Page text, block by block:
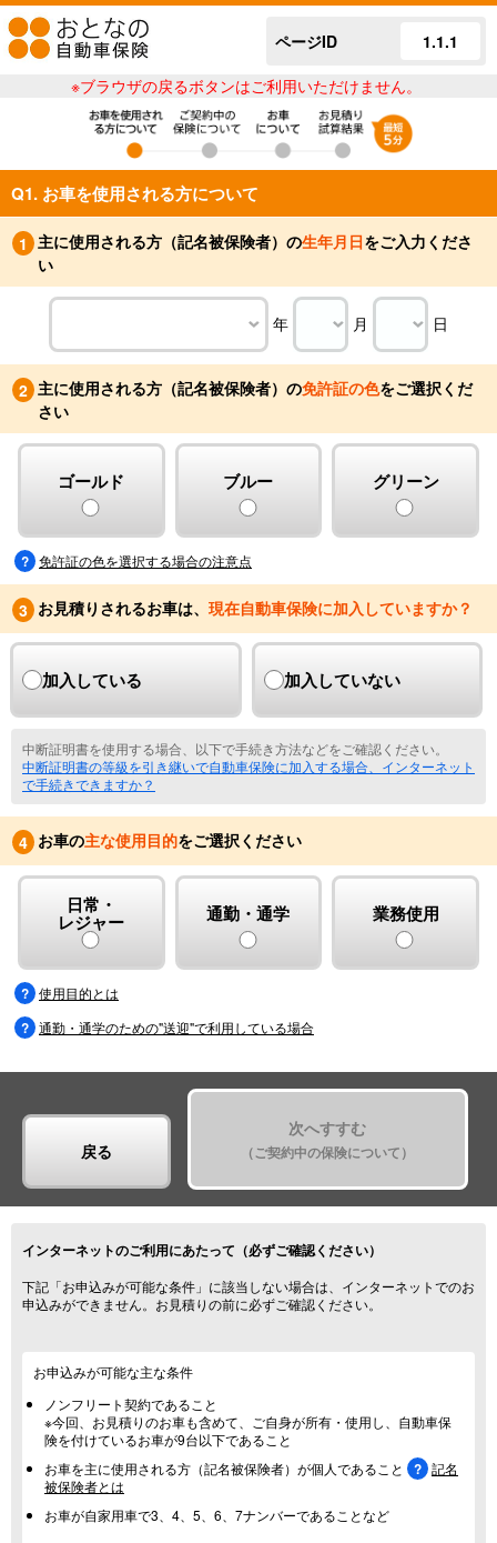
ページID
1.1.1
※ブラウザの戻るボタンはご利用いただけません。
Q1. お車を使用される方について
1 主に使用される方（記名被保険者）の生年月日をご入力くださ
い
年 月 日
2 主に使用される方（記名被保険者）の免許証の色をご選択くだ
さい
ゴールド ブルー グリーン
免許証の色を選択する場合の注意点
3 お見積りされるお車は、 現在自動車保険に加入していますか？
加入している 加入していない
中断証明書を使用する場合、以下で手続き方法などをご確認ください。
中断証明書の等級を引き継いで自動車保険に加入する場合、インターネット
で手続きできますか？
4 お車の主な使用目的をご選択ください
日常・
レジャー 通勤・通学 業務使用
使用目的とは
通勤・通学のための"送迎"で利用している場合
戻る
次へすすむ
（ご契約中の保険について）
インターネットのご利用にあたって（必ずご確認ください）
下記「お申込みが可能な条件」に該当しない場合は、インターネットでのお
申込みができません。お見積りの前に必ずご確認ください。
お申込みが可能な主な条件
ノンフリート契約であること
※今回、お見積りのお車も含めて、ご自身が所有・使用し、自動車保
険を付けているお車が9台以下であること
お車を主に使用される方（記名被保険者）が個人であること
記名
被保険者とは
お車が自家用車で3、4、5、6、7ナンバーであることなど